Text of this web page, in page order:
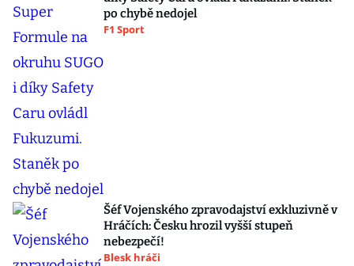
po chybě nedojel
F1 Sport
Šéf Vojenského zpravodajství exkluzivně v
Hráčích: Česku hrozil vyšší stupeň
nebezpečí!
Blesk hráči